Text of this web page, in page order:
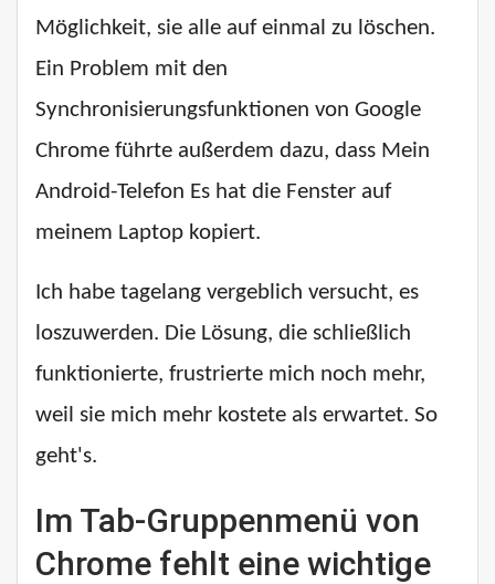
Möglichkeit, sie alle auf einmal zu löschen.
Ein Problem mit den
Synchronisierungsfunktionen von Google
Chrome führte außerdem dazu, dass Mein
Android-Telefon Es hat die Fenster auf
meinem Laptop kopiert.
Ich habe tagelang vergeblich versucht, es
loszuwerden. Die Lösung, die schließlich
funktionierte, frustrierte mich noch mehr,
weil sie mich mehr kostete als erwartet. So
geht's.
Im Tab-Gruppenmenü von
Chrome fehlt eine wichtige